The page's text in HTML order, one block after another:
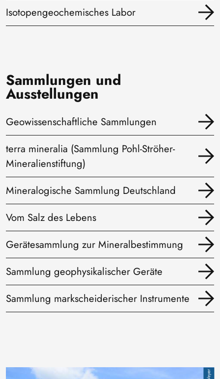
Isotopengeochemisches Labor
Sammlungen und
Ausstellungen
Geowissenschaftliche Sammlungen
terra mineralia (Sammlung Pohl-Ströher-
Mineralienstiftung)
Mineralogische Sammlung Deutschland
Vom Salz des Lebens
Gerätesammlung zur Mineralbestimmung
Sammlung geophysikalischer Geräte
Sammlung markscheiderischer Instrumente